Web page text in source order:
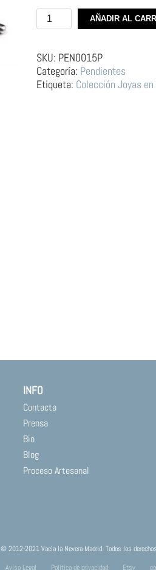
Pendientes
de
–
Tapa
Lata
AÑADIR AL
SKU: PEN0015P
Categoría: Pendientes
Etiqueta: Colección Joyas
INFO
Contacta
Prensa
Bio
Blog
Proceso Artesanal
© 2012-2021 Vacía la Nevera Madrid. Todos los
Aviso Legal
Política de privacidad Etsy